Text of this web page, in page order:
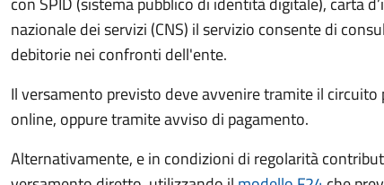
nazionale dei servizi (CNS) il servizio consente di
debitorie nei confronti dell'ente.
Il versamento previsto deve avvenire tramite il
online, oppure tramite avviso di pagamento.
Alternativamente, e in condizioni di regolarità